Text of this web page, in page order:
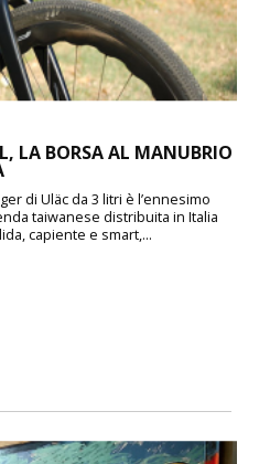
LA BORSA AL MANUBRIO
di Uläc da 3 litri è l’ennesimo
taiwanese distribuita in Italia
capiente e smart,...